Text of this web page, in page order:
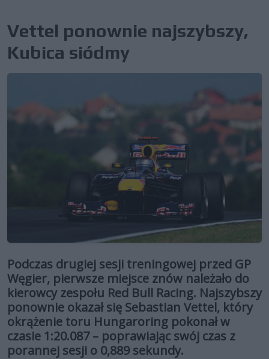
Vettel ponownie najszybszy,
Kubica siódmy
Podczas drugiej sesji treningowej przed GP
Węgier, pierwsze miejsce znów należało do
kierowcy zespołu Red Bull Racing. Najszybszy
ponownie okazał się Sebastian Vettel, który
okrążenie toru Hungaroring pokonał w
czasie 1:20.087 – poprawiając swój czas z
porannej sesji o 0,889 sekundy.